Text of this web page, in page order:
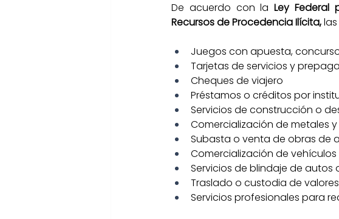
De acuerdo con la Ley Federal
Recursos de Procedencia Ilícita,
Juegos con apuesta,
Tarjetas de servicios y
Cheques de viajero
Préstamos o créditos por
Servicios de construcción o
Comercialización de metales
Subasta o venta de obras de
Comercialización de
Servicios de blindaje de autos
Traslado o custodia de
Servicios profesionales para